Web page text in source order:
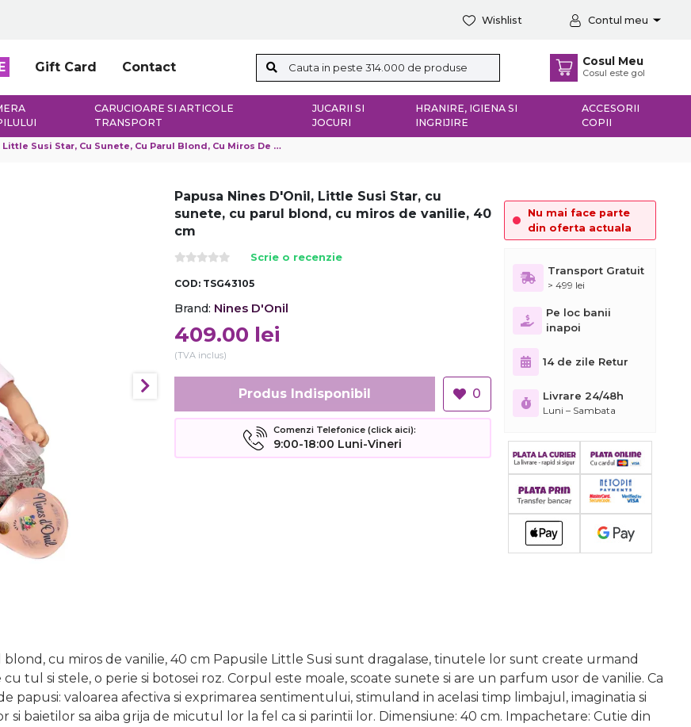
Wishlist Contul meu
Gift Card Contact Cosul Meu
Cosul este gol
CARUCIOARE SI ARTICOLE
TRANSPORT
JUCARII SI
JOCURI
HRANIRE, IGIENA SI
INGRIJIRE
ACCESORII
COPII
Susi Star, Cu Sunete, Cu Parul Blond, Cu Miros De Vanilie, 40 Cm
Papusa Nines D'Onil, Little Susi Star, cu
sunete, cu parul blond, cu miros de vanilie, 40
cm
Scrie o recenzie
COD: TSG43105
Brand: Nines D'Onil
409.00 lei
(TVA inclus)
Produs Indisponibil 0
Comenzi Telefonice (click aici):
9:00-18:00 Luni-Vineri
Nu mai face parte
din oferta actuala
Transport Gratuit
> 499 lei
Pe loc banii
inapoi
14 de zile Retur
Livrare 24/48h
Luni – Sambata
cu miros de vanilie, 40 cm Papusile Little Susi sunt dragalase, tinutele lor sunt create urmand
tul si stele, o perie si botosei roz. Corpul este moale, scoate sunete si are un parfum usor de vanilie. Ca
papusi: valoarea afectiva si exprimarea sentimentului, stimuland in acelasi timp limbajul, imaginatia si
baietilor sa aiba grija de micutul lor la fel ca si parintii lor. Dimensiune: 40 cm. Impachetare: Cutie din